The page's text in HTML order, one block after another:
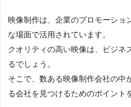
映像制作は、企業のプロモーショ
な場面で活用されています。
クオリティの高い映像は、ビジネ
るでしょう。
そこで、数ある映像制作会社の中
る会社を見つけるためのポイント